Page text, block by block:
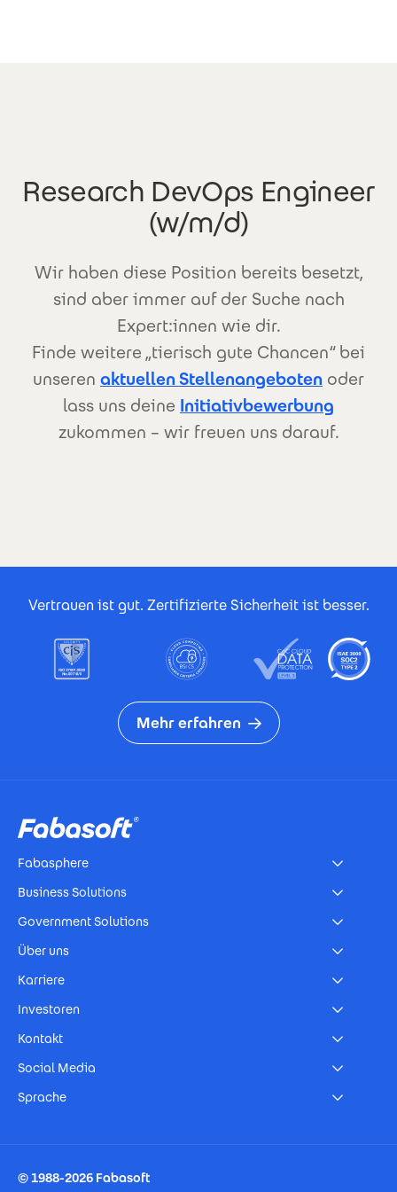
Research DevOps Engineer
(w/m/d)
Wir haben diese Position bereits besetzt,
sind aber immer auf der Suche nach
Expert:innen wie dir.
Finde weitere „tierisch gute Chancen“ bei
unseren aktuellen Stellenangeboten oder
lass uns deine Initiativbewerbung
zukommen – wir freuen uns darauf.
Vertrauen ist gut. Zertifizierte Sicherheit ist besser.
Mehr erfahren
Fabasphere
Business Solutions
Government Solutions
Über uns
Karriere
Investoren
Kontakt
Social Media
Sprache
© 1988-2026 Fabasoft